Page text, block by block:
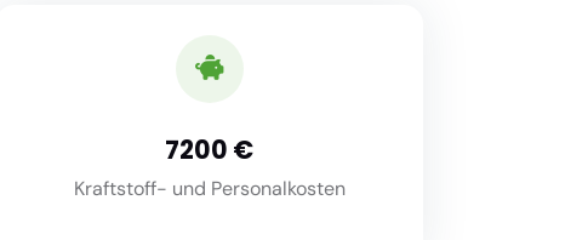
8000
Kraftstoff- und Personalkosten